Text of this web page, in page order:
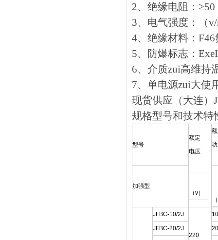
2、绝缘电阻：≥50
3、电气强度：
4、绝缘材料：
5、防爆标志：
6、介质zui高维
7、单电源zui大使
现货供应（大连）
规格型号和技术特
型号
额定
电压
（v）
加强型
JFBC-10/2J
220
10
JFBC-20/2J 20